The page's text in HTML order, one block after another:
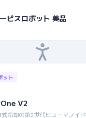
ビスロボット 美品
ット
V2
冷却の第2世代ヒューマノイド